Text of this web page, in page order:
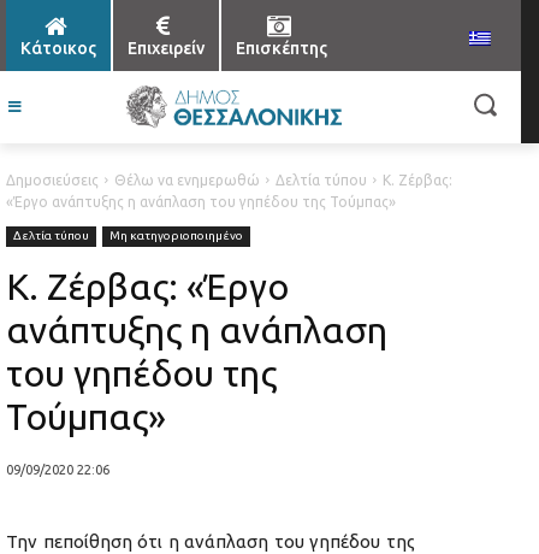
Κάτοικος Επιχειρείν Επισκέπτης
Δημοσιεύσεις Θέλω να ενημερωθώ Δελτία τύπου
Κ. Ζέρβας:
«Έργο ανάπτυξης η ανάπλαση του γηπέδου της Τούμπας»
Δελτία τύπου Μη κατηγοριοποιημένο
Κ. Ζέρβας: «Έργο
ανάπτυξης η ανάπλαση
του γηπέδου της
Τούμπας»
09/09/2020 22:06
Την πεποίθηση ότι η ανάπλαση του γηπέδου της